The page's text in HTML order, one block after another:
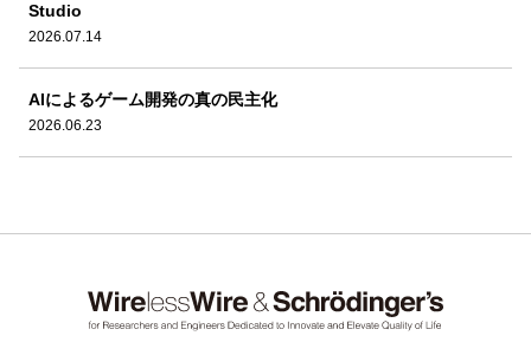
Studio
2026.07.14
AIによるゲーム開発の真の民主化
2026.06.23